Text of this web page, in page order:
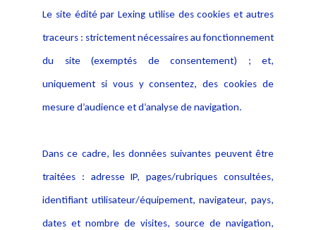
Alerte professionnelle
Déclaration d'accessibilité
Notice Légale
Politique de protection des
données
Publications
Le site édité par Lexing utilise des cookies et autres
traceurs : strictement nécessaires au fonctionnement
du site (exemptés de consentement) ; et,
uniquement si vous y consentez, des cookies de
mesure d’audience et d’analyse de navigation.
Dans ce cadre, les données suivantes peuvent être
traitées : adresse IP, pages/rubriques consultées,
identifiant utilisateur/équipement, navigateur, pays,
dates et nombre de visites, source de navigation,